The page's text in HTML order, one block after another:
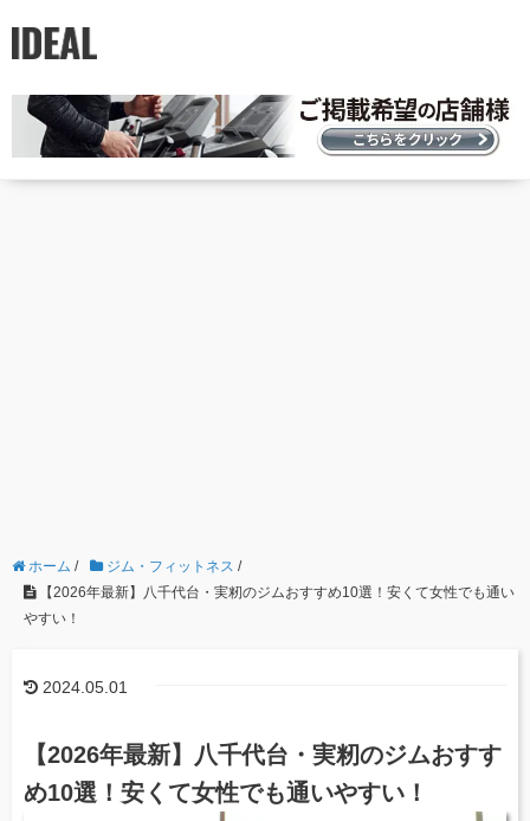
ホーム / ジム・フィットネス /
【2026年最新】八千代台・実籾のジムおすすめ10選！安くて女性でも通い
やすい！
2024.05.01
【2026年最新】八千代台・実籾のジムおすす
め10選！安くて女性でも通いやすい！